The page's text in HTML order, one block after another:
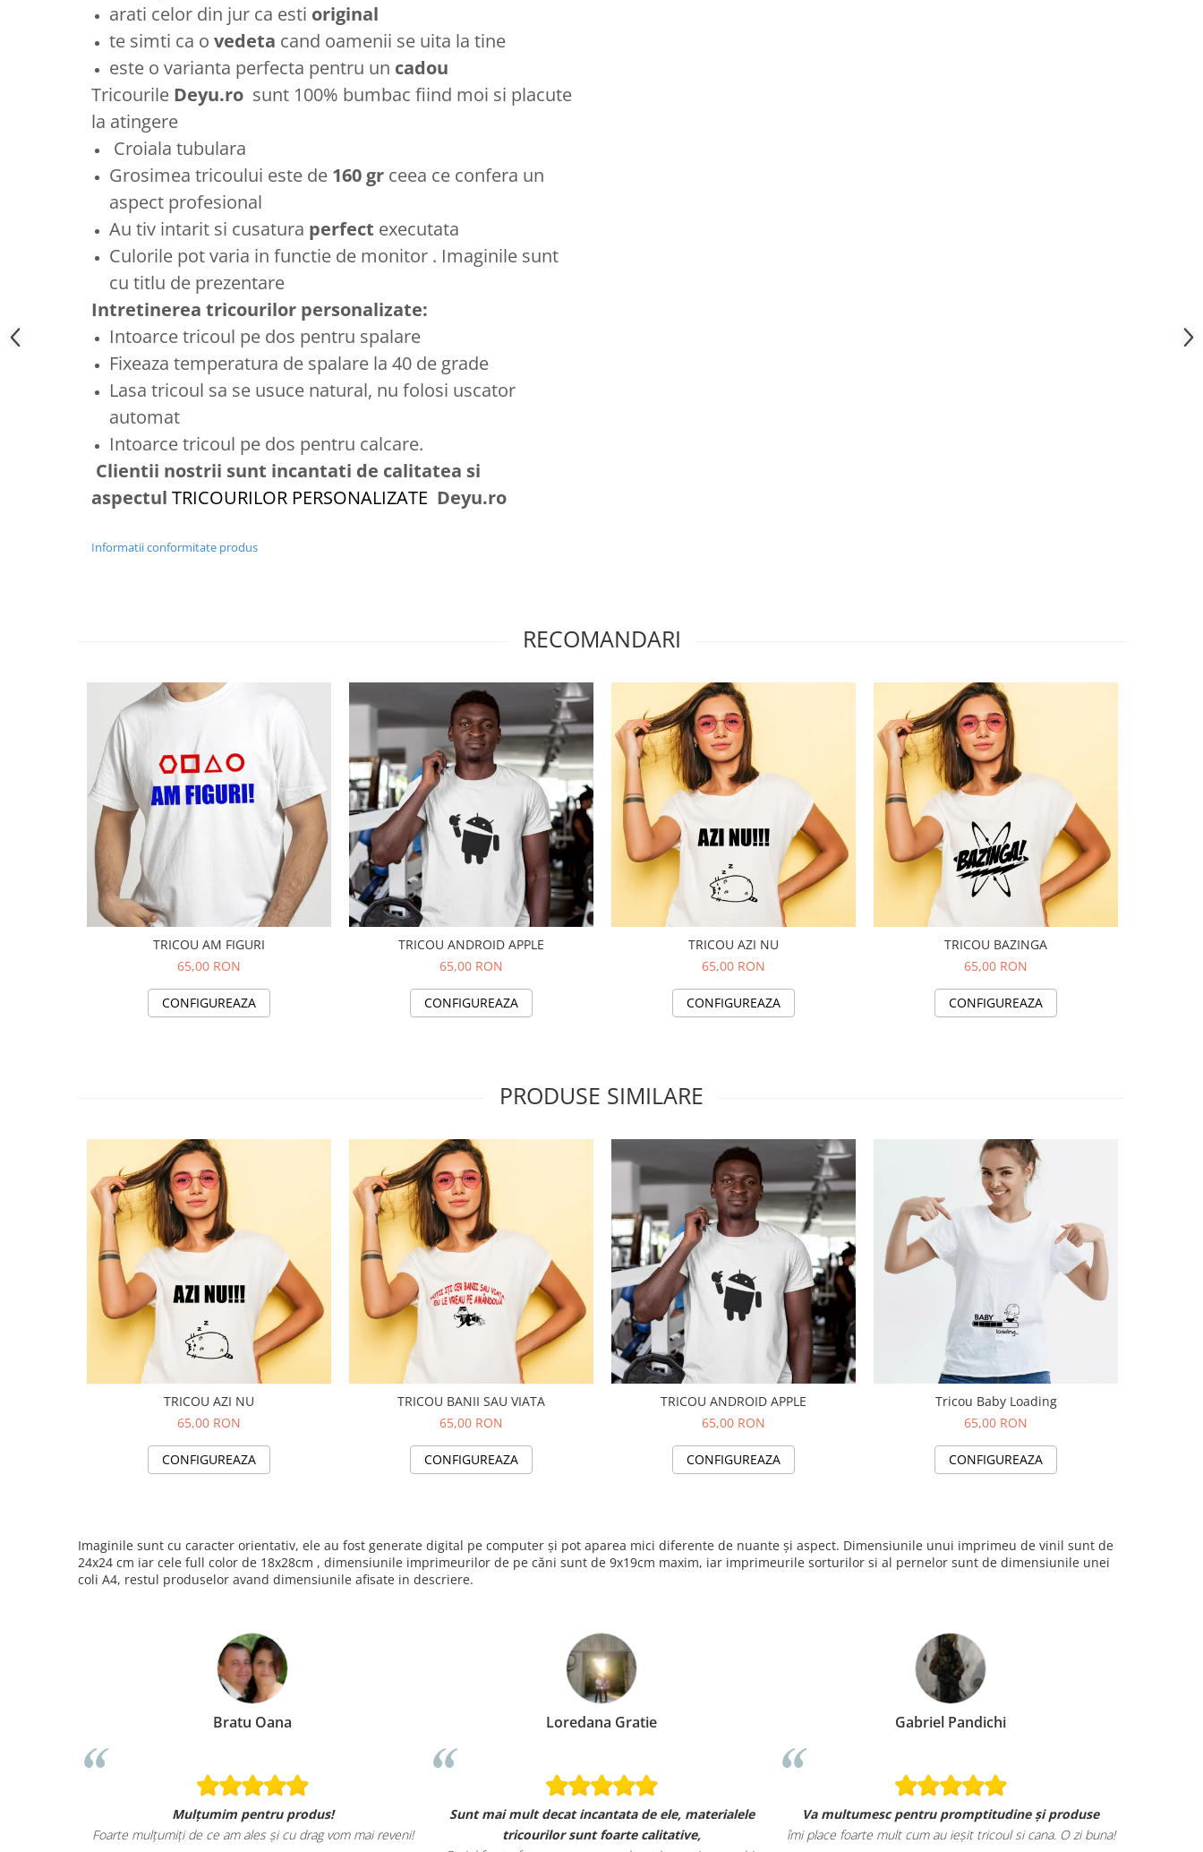
arati celor din jur ca esti original
te simti ca o vedeta cand oamenii se uita la tine
este o varianta perfecta pentru un cadou
Tricourile Deyu.ro sunt 100% bumbac fiind moi si placute
la atingere
Croiala tubulara
Grosimea tricoului este de 160 gr ceea ce confera un
aspect profesional
Au tiv intarit si cusatura perfect executata
Culorile pot varia in functie de monitor . Imaginile sunt
cu titlu de prezentare
Intretinerea tricourilor personalizate:
Intoarce tricoul pe dos pentru spalare
Fixeaza temperatura de spalare la 40 de grade
Lasa tricoul sa se usuce natural, nu folosi uscator
automat
Intoarce tricoul pe dos pentru calcare.
Clientii nostrii sunt incantati de calitatea si
aspectul TRICOURILOR PERSONALIZATE Deyu.ro
Informatii conformitate produs
RECOMANDARI
TRICOU AM FIGURI
65,00 RON
CONFIGUREAZA
TRICOU ANDROID APPLE
65,00 RON
CONFIGUREAZA
TRICOU AZI NU
65,00 RON
CONFIGUREAZA
TRICOU BAZINGA
65,00 RON
CONFIGUREAZA
PRODUSE SIMILARE
TRICOU AZI NU
65,00 RON
CONFIGUREAZA
TRICOU BANII SAU VIATA
65,00 RON
CONFIGUREAZA
TRICOU ANDROID APPLE
65,00 RON
CONFIGUREAZA
Tricou Baby Loading
65,00 RON
CONFIGUREAZA
Imaginile sunt cu caracter orientativ, ele au fost generate digital pe computer și pot aparea mici diferente de nuante și aspect. Dimensiunile unui imprimeu de vinil sunt de
24x24 cm iar cele full color de 18x28cm , dimensiunile imprimeurilor de pe căni sunt de 9x19cm maxim, iar imprimeurile sorturilor si al pernelor sunt de dimensiunile unei
coli A4, restul produselor avand dimensiunile afisate in descriere.
Bratu Oana
Mulțumim pentru produs!
Foarte mulțumiți de ce am ales și cu drag vom mai reveni!
Loredana Gratie
Sunt mai mult decat incantata de ele, materialele
tricourilor sunt foarte calitative,
Gabriel Pandichi
Va multumesc pentru promptitudine și produse
îmi place foarte mult cum au ieșit tricoul si cana. O zi buna!